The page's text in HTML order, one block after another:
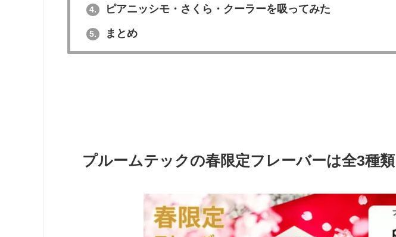
4. ピアニッシモ・さくら・クーラーを吸ってみた
5. まとめ
プルームテックの春限定フレーバーは全3種類